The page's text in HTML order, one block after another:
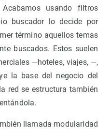
usando filtros
buscador lo decide por
término aquellos temas
buscados. Estos suelen
—hoteles, viajes, —,
la base del negocio del
red se estructura también
llamada modularidad